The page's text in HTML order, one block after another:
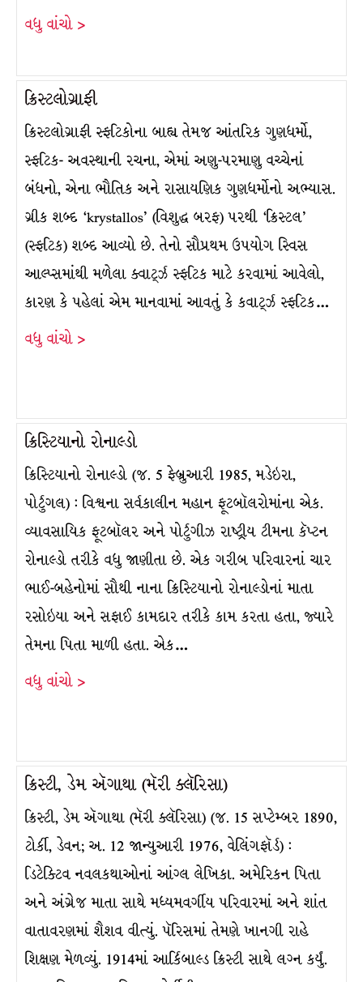
વધુ વાંચો >
ક્રિસ્ટલોગ્રાફી
ક્રિસ્ટલોગ્રાફી સ્ફટિકોના બાહ્ય તેમજ આંતરિક ગુણધર્મો,
સ્ફટિક- અવસ્થાની રચના, એમાં અણુ-પરમાણુ વચ્ચેનાં
બંધનો, એના ભૌતિક અને રાસાયણિક ગુણધર્મોનો અભ્યાસ.
ગ્રીક શબ્દ ‘krystallos’ (વિશુદ્ધ બરફ) પરથી ‘ક્રિસ્ટલ’
(સ્ફટિક) શબ્દ આવ્યો છે. તેનો સૌપ્રથમ ઉપયોગ સ્વિસ
આલ્પ્સમાંથી મળેલા ક્વાર્ટ્ઝ સ્ફટિક માટે કરવામાં આવેલો,
કારણ કે પહેલાં એમ માનવામાં આવતું કે કવાર્ટ્ઝ સ્ફટિક…
વધુ વાંચો >
ક્રિસ્ટિયાનો રોનાલ્ડો
ક્રિસ્ટિયાનો રોનાલ્ડો (જ. 5 ફેબ્રુઆરી 1985, મડેઇરા,
પોર્ટુગલ) : વિશ્વના સર્વકાલીન મહાન ફૂટબૉલરોમાંના એક.
વ્યાવસાયિક ફૂટબૉલર અને પોર્ટુગીઝ રાષ્ટ્રીય ટીમના કૅપ્ટન
રોનાલ્ડો તરીકે વધુ જાણીતા છે. એક ગરીબ પરિવારનાં ચાર
ભાઈ-બહેનોમાં સૌથી નાના ક્રિસ્ટિયાનો રોનાલ્ડોનાં માતા
રસોઇયા અને સફાઈ કામદાર તરીકે કામ કરતા હતા, જ્યારે
તેમના પિતા માળી હતા. એક…
વધુ વાંચો >
ક્રિસ્ટી, ડેમ ઍગાથા (મૅરી ક્લૅરિસા)
ક્રિસ્ટી, ડેમ ઍગાથા (મૅરી ક્લૅરિસા) (જ. 15 સપ્ટેમ્બર 1890,
ટોર્કી, ડેવન; અ. 12 જાન્યુઆરી 1976, વેલિંગફૉર્ડ) :
ડિટેક્ટિવ નવલકથાઓનાં આંગ્લ લેખિકા. અમેરિકન પિતા
અને અંગ્રેજ માતા સાથે મધ્યમવર્ગીય પરિવારમાં અને શાંત
વાતાવરણમાં શૈશવ વીત્યું. પૅરિસમાં તેમણે ખાનગી રાહે
શિક્ષણ મેળવ્યું. 1914માં આર્કિબાલ્ડ ક્રિસ્ટી સાથે લગ્ન કર્યું.